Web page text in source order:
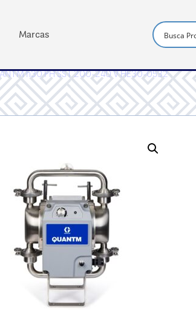
Marcas
h30 PH SST 200-240 V HE30-0532